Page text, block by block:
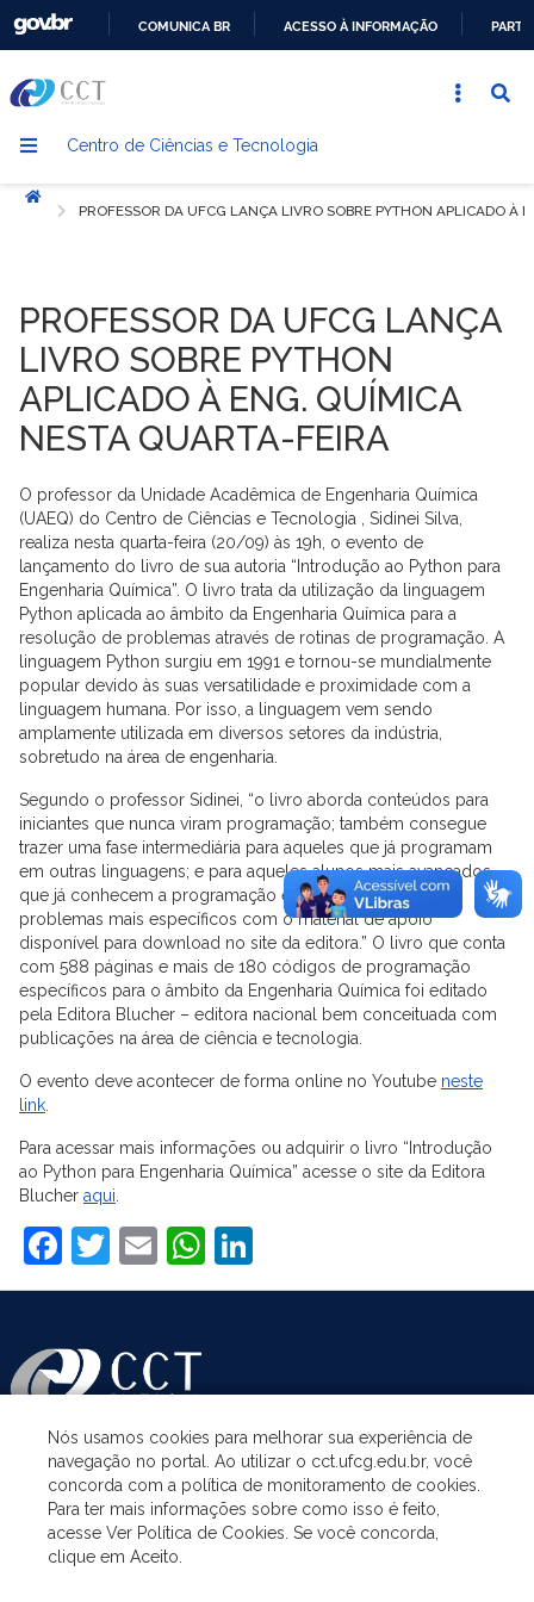
CONTEÚDO
COMUNICA BR ACESSO À INFORMAÇÃO
Centro de Ciências e Tecnologia
Início
PROFESSOR DA UFCG LANÇA LIVRO SOBRE PYTHON APLICADO À
PROFESSOR DA UFCG LANÇA
LIVRO SOBRE PYTHON
APLICADO À ENG. QUÍMICA
NESTA QUARTA-FEIRA
O professor da Unidade Acadêmica de Engenharia Química
(UAEQ) do Centro de Ciências e Tecnologia , Sidinei Silva,
realiza nesta quarta-feira (20/09) às 19h, o evento de
lançamento do livro de sua autoria “Introdução ao Python para
Engenharia Química”. O livro trata da utilização da linguagem
Python aplicada ao âmbito da Engenharia Química para a
resolução de problemas através de rotinas de programação. A
linguagem Python surgiu em 1991 e tornou-se mundialmente
popular devido às suas versatilidade e proximidade com a
linguagem humana. Por isso, a linguagem vem sendo
amplamente utilizada em diversos setores da indústria,
sobretudo na área de engenharia.
Segundo o professor Sidinei, “o livro aborda conteúdos para
iniciantes que nunca viram programação; também consegue
trazer uma fase intermediária para aqueles que já programam
em outras linguagens; e para aqueles alunos mais avançados
que já conhecem a programação em Python, existem os
problemas mais específicos com o material de apoio
disponível para download no site da editora.” O livro que conta
com 588 páginas e mais de 180 códigos de programação
específicos para o âmbito da Engenharia Química foi editado
pela Editora Blucher – editora nacional bem conceituada com
publicações na área de ciência e tecnologia.
O evento deve acontecer de forma online no Youtube neste
link
Para acessar mais informações ou adquirir o livro “Introdução
ao Python para Engenharia Química” acesse o site da Editora
Blucher aqui
Facebook
Twitter
EmailWhatsApp
ASSUNTOS
ACESSO À INFORMAÇÃO
Nós usamos cookies para melhorar sua experiência de
navegação no portal. Ao utilizar o cct.ufcg.edu.br, você
concorda com a política de monitoramento de cookies.
Para ter mais informações sobre como isso é feito,
acesse Ver Política de Cookies. Se você concorda,
clique em Aceito.